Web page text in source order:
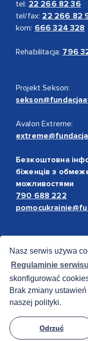
Nasz serwis używa
Regulaminie
skonfigurować
Brak zmiany
naszej polityki.
Odrzuć
tel: 22 266 82 36
tel/fax: 22 266 82
kom: 666 324 328
Rehabilitacja: 796
Projekt Sekson:
Avalon Extreme:
Безкоштовна
біженців з
можливостями
790 688 222
Bezpieczne płatności
© 2012 -